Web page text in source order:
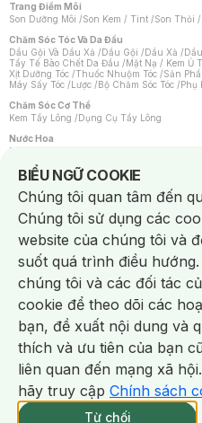
NowFree 2H Giao
Trang Điểm Môi
Son Dưỡng Môi /Son Kem / Tint /Son Thỏi /
Chăm Sóc Tóc Và Da Đầu
Dầu Gội Và Dầu Xả /Dầu Gội /Dầu Xả /
Tẩy Tế Bào Chết Da Đầu /Mặt Nạ / Kem Ủ
Xịt Dưỡng Tóc /Thuốc Nhuộm Tóc /Sản
Máy Sấy Tóc /Lược /Bộ Chăm Sóc Tóc /Phụ
Chăm Sóc Cơ Thể
Kem Tẩy Lông /Dụng Cụ Tẩy Lông
Nước Hoa
Nước Hoa Nữ
Chăm Sóc Cá Nhân
Chống Muỗi /Khẩu Trang /Máy Massage/
Sản Phẩm Chăm Sóc Khác /Bàn Chải
Hỗ Trợ Trắng Răng/Kem Đánh Răng /Máy
Tăm / Chỉ Nha Khoa/ Xịt Thơm Miệng /
Khăn Ướt Vệ Sinh Vùng Kín/Băng Vệ Sinh
Máy Cạo Râu
Vấn Đề Về Da
Da Dầu / Lỗ Chân Lông To/ Da Khô / Mất
Da Nhạy Cảm / Kích Ứng
Da Xỉn Màu
Quầng Thâm & Bọng Mắt /Sẹo /Viêm Da
Dụng Cụ / Phụ Kiện Chăm Sóc Da
Bông Tẩy Trang
Khăn Lau Mặt Khô
Dụng Cụ Chăm Sóc Khác
BIỂU NGỮ COOKIE
Notice about cookies usage
Chúng tôi quan tâm đến
Chúng tôi sử dụng các
website của chúng tôi và
suốt quá trình điều
chúng tôi và các đối tác
cookie để theo dõi các
bạn, đề xuất nội dung và
thích và ưu tiên của bạn
liên quan đến mạng xã
hãy truy cập Chính sách
Từ chối